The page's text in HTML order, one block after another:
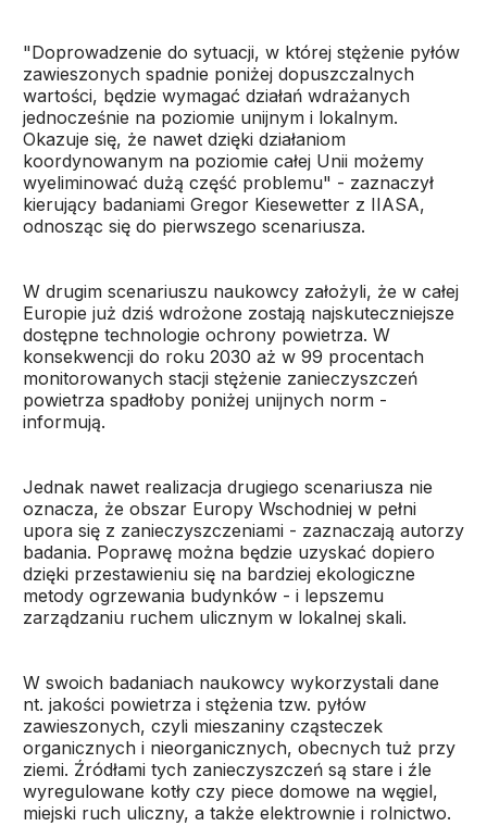
"Doprowadzenie do sytuacji, w której stężenie pyłów
zawieszonych spadnie poniżej dopuszczalnych
wartości, będzie wymagać działań wdrażanych
jednocześnie na poziomie unijnym i lokalnym.
Okazuje się, że nawet dzięki działaniom
koordynowanym na poziomie całej Unii możemy
wyeliminować dużą część problemu" - zaznaczył
kierujący badaniami Gregor Kiesewetter z IIASA,
odnosząc się do pierwszego scenariusza.
W drugim scenariuszu naukowcy założyli, że w całej
Europie już dziś wdrożone zostają najskuteczniejsze
dostępne technologie ochrony powietrza. W
konsekwencji do roku 2030 aż w 99 procentach
monitorowanych stacji stężenie zanieczyszczeń
powietrza spadłoby poniżej unijnych norm -
informują.
Jednak nawet realizacja drugiego scenariusza nie
oznacza, że obszar Europy Wschodniej w pełni
upora się z zanieczyszczeniami - zaznaczają autorzy
badania. Poprawę można będzie uzyskać dopiero
dzięki przestawieniu się na bardziej ekologiczne
metody ogrzewania budynków - i lepszemu
zarządzaniu ruchem ulicznym w lokalnej skali.
W swoich badaniach naukowcy wykorzystali dane
nt. jakości powietrza i stężenia tzw. pyłów
zawieszonych, czyli mieszaniny cząsteczek
organicznych i nieorganicznych, obecnych tuż przy
ziemi. Źródłami tych zanieczyszczeń są stare i źle
wyregulowane kotły czy piece domowe na węgiel,
miejski ruch uliczny, a także elektrownie i rolnictwo.